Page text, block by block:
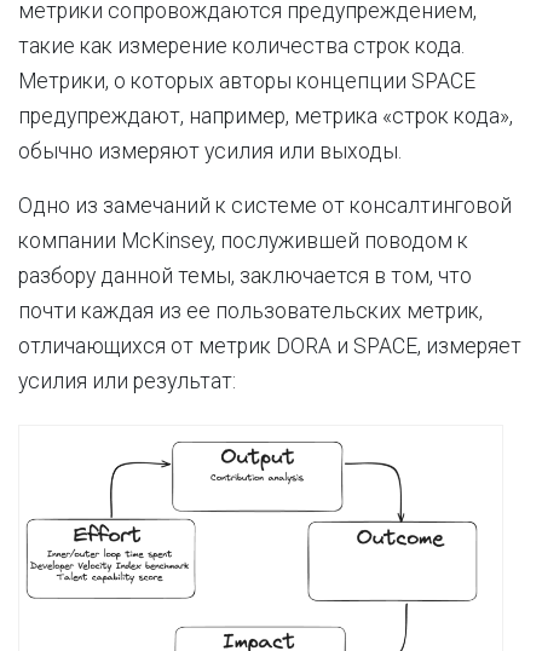
метрики сопровождаются предупреждением,
такие как измерение количества строк кода.
Метрики, о которых авторы концепции SPACE
предупреждают, например, метрика «строк кода»,
обычно измеряют усилия или выходы.
Одно из замечаний к системе от консалтинговой
компании McKinsey, послужившей поводом к
разбору данной темы, заключается в том, что
почти каждая из ее пользовательских метрик,
отличающихся от метрик DORA и SPACE, измеряет
усилия или результат: